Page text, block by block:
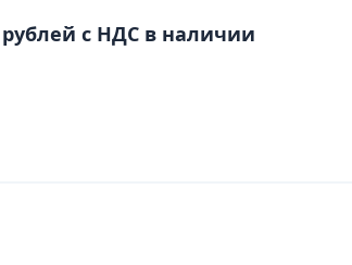
с НДС в наличии